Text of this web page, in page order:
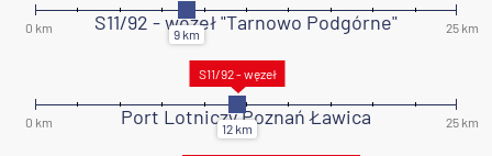
S11/92 - węzeł "Tarnowo Podgórne"
Port Lotniczy Poznań Ławica